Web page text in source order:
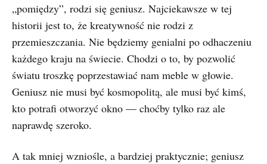
„pomiędzy”, rodzi się geniusz. Najciekawsze w tej
historii jest to, że kreatywność nie rodzi z
przemieszczania. Nie będziemy genialni po odhaczeniu
każdego kraju na świecie. Chodzi o to, by pozwolić
światu troszkę poprzestawiać nam meble w głowie.
Geniusz nie musi być kosmopolitą, ale musi być kimś,
kto potrafi otworzyć okno — choćby tylko raz ale
naprawdę szeroko.
A tak mniej wzniośle, a bardziej praktycznie; geniusz